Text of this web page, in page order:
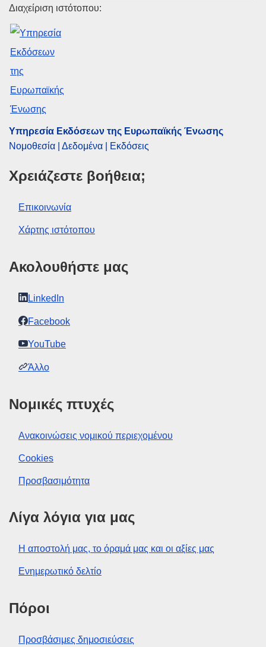
Θέμα:έλεγχος των κρατικών ενισχύσεων
Γερμανία
μικρομεσαίες επιχειρήσεις
OJ : JOC_2007_200_R_0008_01
Υπηρεσία Εκδόσεων της
Διαχείριση ιστότοπου:
Υπηρεσία Εκδόσεων της Ευρωπαϊκής Ένωσης
Νομοθεσία | Δεδομένα | Εκδόσεις
Χρειάζεστε βοήθεια;
Επικοινωνία
Χάρτης ιστότοπου
Ακολουθήστε μας
LinkedIn
Facebook
YouTube
Άλλο
Νομικές πτυχές
Ανακοινώσεις νομικού περιεχομένου
Cookies
Προσβασιμότητα
Λίγα λόγια για μας
Η αποστολή μας, το όραμά μας και οι αξίες μας
Ενημερωτικό δελτίο
Πόροι
Προσβάσιμες δημοσιεύσεις